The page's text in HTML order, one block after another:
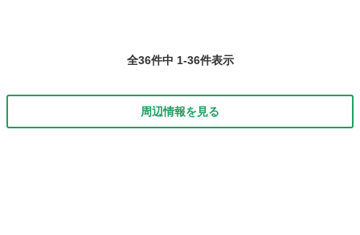
全36件中 1-36件表示
周辺情報を見る